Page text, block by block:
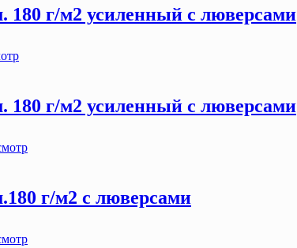
180 г/м2 усиленный с люверсами
180 г/м2 усиленный с люверсами
г/м2 с люверсами